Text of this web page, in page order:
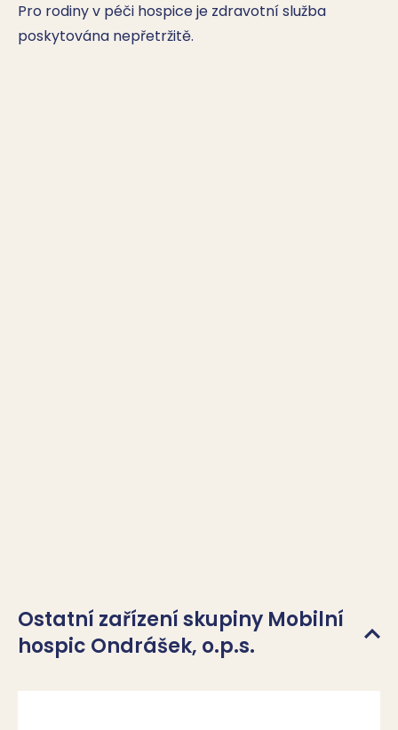
Pro rodiny v péči hospice je zdravotní služba
poskytována nepřetržitě.
Ostatní zařízení skupiny Mobilní
hospic Ondrášek, o.p.s.